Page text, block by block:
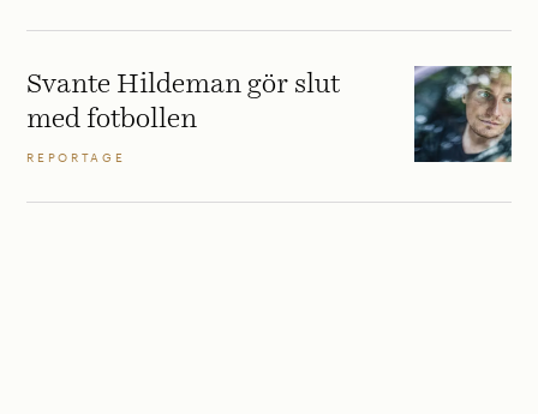
Svante Hildeman gör slut
med fotbollen
REPORTAGE